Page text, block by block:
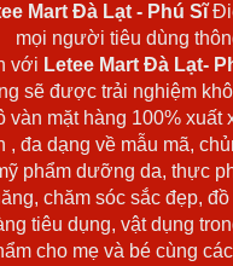
Mart Đà Lạt - Phú Sĩ
mọi người tiêu dùng
với Letee Mart Đà Lạt-
sẽ được trải nghiệm
vàn mặt hàng 100% xuất
, đa dạng về mẫu mã,
phẩm dưỡng da, thực
chăm sóc sắc đẹp,
tiêu dụng, vật dụng
cho mẹ và bé cùng